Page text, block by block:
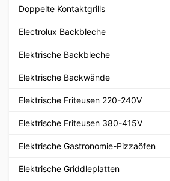
Doppelte Kontaktgrills
Electrolux Backbleche
Elektrische Backbleche
Elektrische Backwände
Elektrische Friteusen 220-240V
Elektrische Friteusen 380-415V
Elektrische Gastronomie-Pizzaöfen
Elektrische Griddleplatten